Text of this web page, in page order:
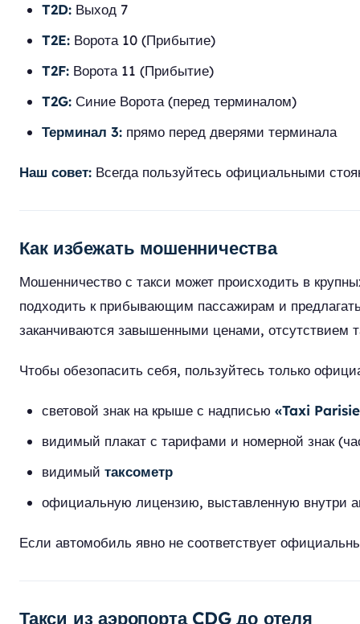
T2D: Выход 7
T2E: Ворота 10 (Прибытие)
T2F: Ворота 11 (Прибытие)
T2G: Синие Ворота (перед терминалом)
Терминал 3: прямо перед дверями терминала
Наш совет: Всегда пользуйтесь официальными
Как избежать мошенничества
Мошенничество с такси может происходить в
подходить к прибывающим пассажирам и
заканчиваются завышенными ценами, отсутствием
Чтобы обезопасить себя, пользуйтесь только
световой знак на крыше с надписью «Taxi
видимый плакат с тарифами и номерной знак
видимый таксометр
официальную лицензию, выставленную внутри
Если автомобиль явно не соответствует
Такси из аэропорта CDG до отеля